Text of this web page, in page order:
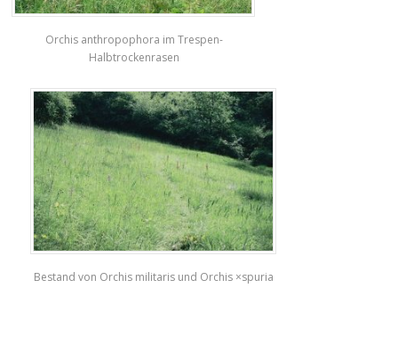
Orchis anthropophora im Trespen-
Halbtrockenrasen
Bestand von Orchis militaris und Orchis ×spuria